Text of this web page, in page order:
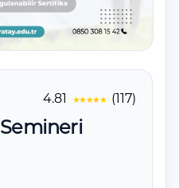
4.81 (117)